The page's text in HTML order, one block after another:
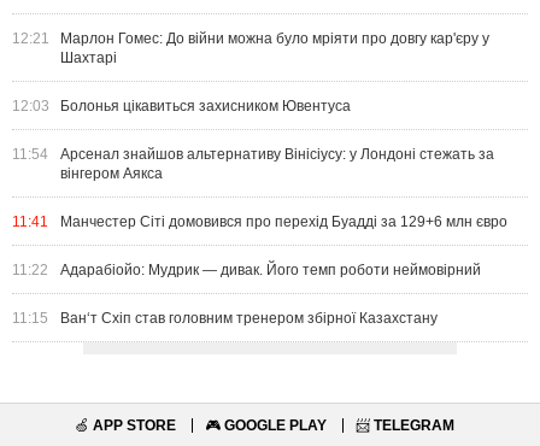
12:21
Марлон Гомес: До війни можна було мріяти про довгу кар'єру у
Шахтарі
12:03 Болонья цікавиться захисником Ювентуса
11:54
Арсенал знайшов альтернативу Вінісіусу: у Лондоні стежать за
вінгером Аякса
11:41 Манчестер Сіті домовився про перехід Буадді за 129+6 млн євро
11:22 Адарабіойо: Мудрик — дивак. Його темп роботи неймовірний
11:15 Ван‘т Схіп став головним тренером збірної Казахстану
🍏 APP STORE 🎮 GOOGLE PLAY 📨 TELEGRAM